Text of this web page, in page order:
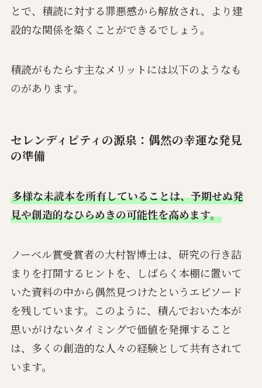
とで、積読に対する罪悪感から解放され、より建
設的な関係を築くことができるでしょう。
積読がもたらす主なメリットには以下のようなも
のがあります。
セレンディピティの源泉：偶然の幸運な発見
の準備
多様な未読本を所有していることは、予期せぬ発
見や創造的なひらめきの可能性を高めます。
ノーベル賞受賞者の大村智博士は、研究の行き詰
まりを打開するヒントを、しばらく本棚に置いて
いた資料の中から偶然見つけたというエピソード
を残しています。このように、積んでおいた本が
思いがけないタイミングで価値を発揮すること
は、多くの創造的な人々の経験として共有されて
います。